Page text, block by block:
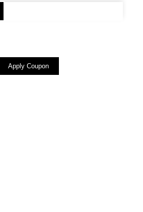
Apply Coupon